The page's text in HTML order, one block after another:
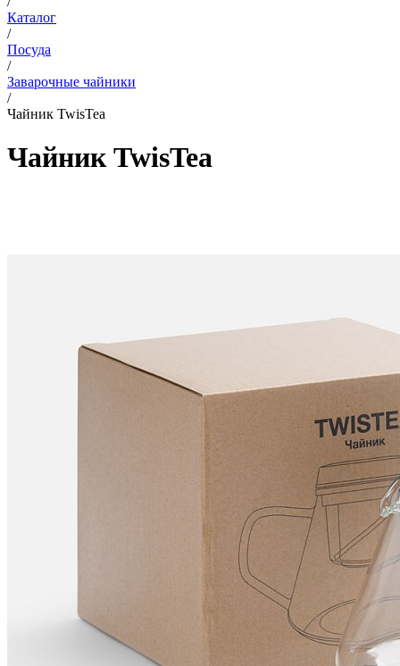
Каталог
/
Посуда
/
Заварочные чайники
/
Чайник TwisTea
Чайник TwisTea